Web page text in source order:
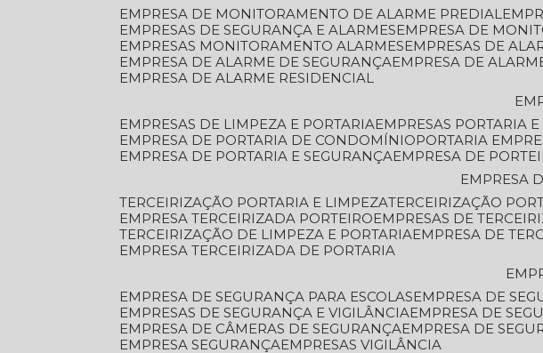
EMPRESA DE MONITORAMENTO DE ALARME PREDIAL
EMPRESAS DE SEGURANÇA E ALARMES
EMPRESA DE
EMPRESAS MONITORAMENTO ALARMES
EMPRESAS DE
EMPRESA DE ALARME DE SEGURANÇA
EMPRESA DE
EMPRESA DE ALARME RESIDENCIAL
EMPRESAS DE LIMPEZA E PORTARIA
EMPRESAS PORTARIA
EMPRESA DE PORTARIA DE CONDOMÍNIO
PORTARIA
EMPRESA DE PORTARIA E SEGURANÇA
EMPRESA DE
EMPRESA
TERCEIRIZAÇÃO PORTARIA E LIMPEZA TERCEIRIZAÇÃO
EMPRESA TERCEIRIZADA PORTEIRO
EMPRESAS DE
TERCEIRIZAÇÃO DE LIMPEZA E PORTARIA
EMPRESA DE
EMPRESA TERCEIRIZADA DE PORTARIA
EMPRESA DE SEGURANÇA PARA ESCOLAS
EMPRESA DE
EMPRESAS DE SEGURANÇA E VIGILÂNCIA
EMPRESA DE
EMPRESA DE CÂMERAS DE SEGURANÇA
EMPRESA DE
EMPRESA SEGURANÇA
EMPRESAS VIGILÂNCIA